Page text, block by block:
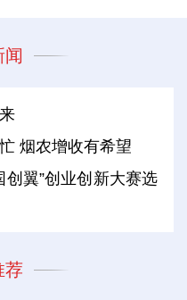
闻
烟农增收有希望
翼”创业创新大赛选
荐